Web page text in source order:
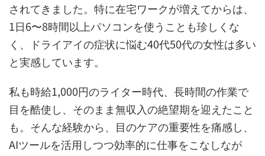
されてきました。特に在宅ワークが増えてからは、
1日6〜8時間以上パソコンを使うことも珍しくな
く、ドライアイの症状に悩む40代50代の女性は多い
と実感しています。
私も時給1,000円のライター時代、長時間の作業で
目を酷使し、そのまま無収入の絶望期を迎えたこと
も。そんな経験から、目のケアの重要性を痛感し、
AIツールを活用しつつ効率的に仕事をこなしなが